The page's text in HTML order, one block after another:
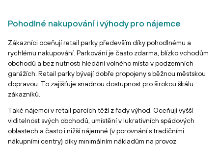
Pohodlné nakupování i výhody pro nájemce
Zákazníci oceňují retail parky především díky pohodlnému a
rychlému nakupování. Parkování je často zdarma, blízko vchodům
obchodů a bez nutnosti hledání volného místa v podzemních
garážích. Retail parky bývají dobře propojeny s běžnou městskou
dopravou. To zajišťuje snadnou dostupnost pro širokou škálu
zákazníků.
Také nájemci v retail parcích těží z řady výhod. Oceňují vyšší
viditelnost svých obchodů, umístění v lukrativních spádových
oblastech a často i nižší nájemné (v porovnání s tradičními
nákupními centry) díky minimálním nákladům na provoz